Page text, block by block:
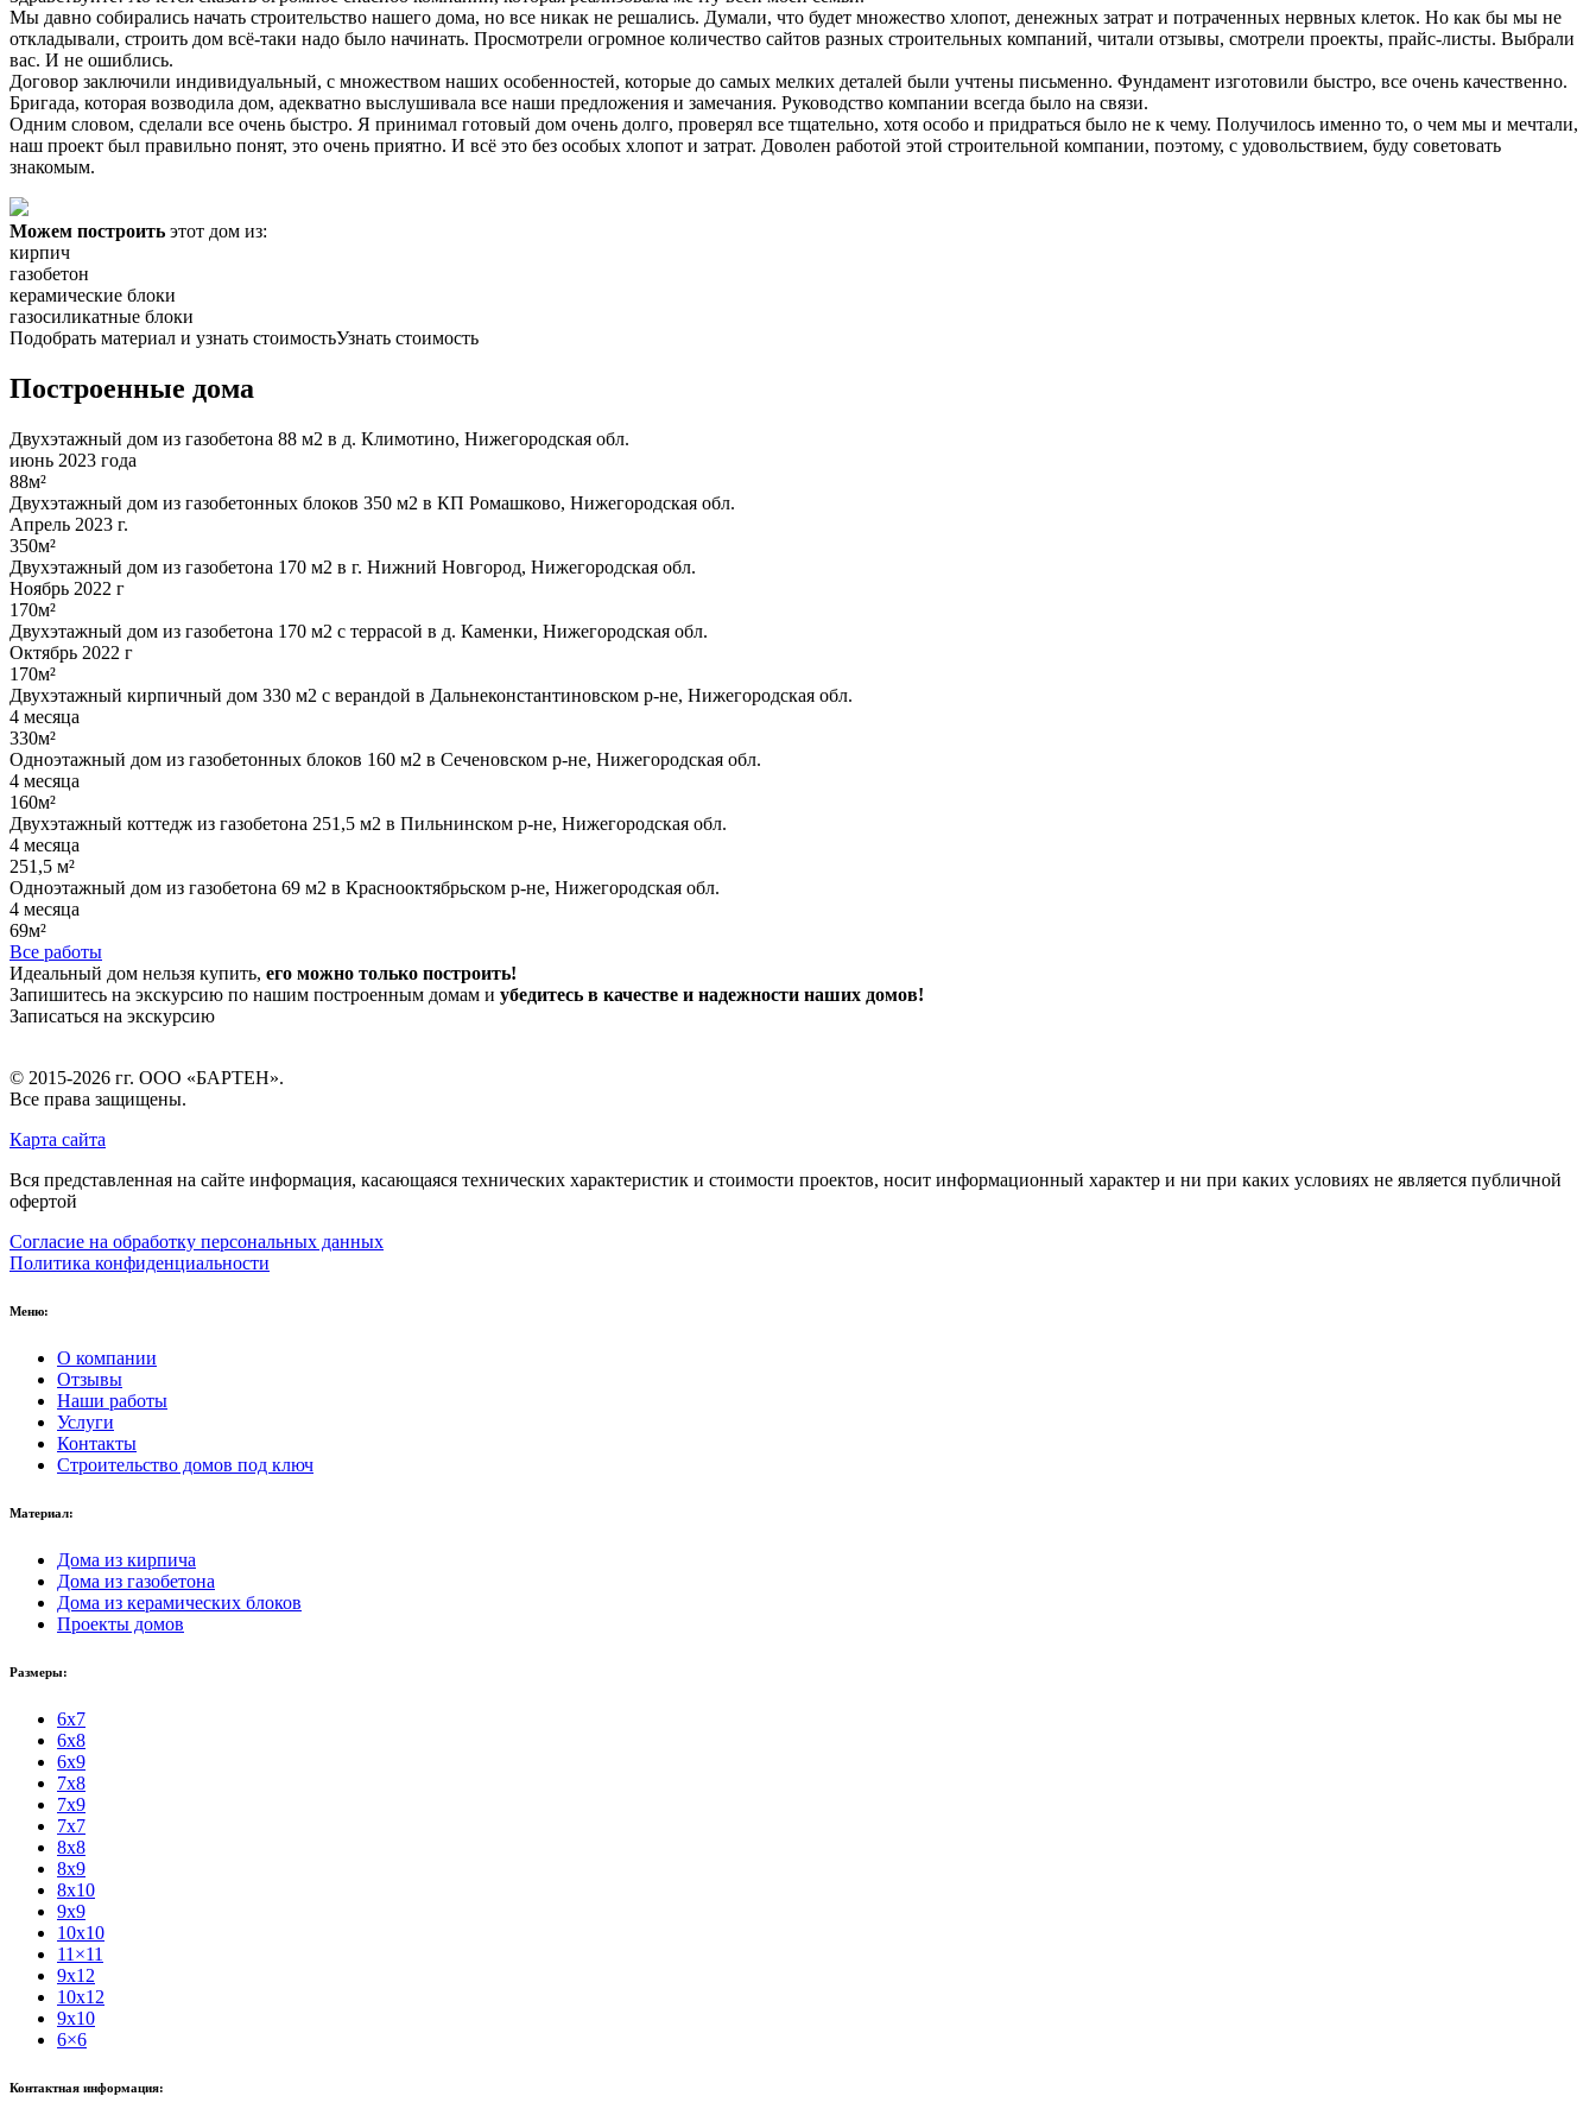
Мы давно собирались начать строительство нашего дома, но все никак не решались. Думали, что будет множество хлопот, денежных затрат и потраченных нервных клеток. Но как бы мы не
откладывали, строить дом всё-таки надо было начинать. Просмотрели огромное количество сайтов разных строительных компаний, читали отзывы, смотрели проекты, прайс-листы. Выбрали
вас. И не ошиблись.
Договор заключили индивидуальный, с множеством наших особенностей, которые до самых мелких деталей были учтены письменно. Фундамент изготовили быстро, все очень качественно.
Бригада, которая возводила дом, адекватно выслушивала все наши предложения и замечания. Руководство компании всегда было на связи.
Одним словом, сделали все очень быстро. Я принимал готовый дом очень долго, проверял все тщательно, хотя особо и придраться было не к чему. Получилось именно то, о чем мы и мечтали,
наш проект был правильно понят, это очень приятно. И всё это без особых хлопот и затрат. Доволен работой этой строительной компании, поэтому, с удовольствием, буду советовать
знакомым.
Можем построить этот дом из:
кирпич
газобетон
керамические блоки
газосиликатные блоки
Подобрать материал и узнать стоимостьУзнать стоимость
Построенные дома
Двухэтажный дом из газобетона 88 м2 в д. Климотино, Нижегородская обл.
июнь 2023 года
88м²
Двухэтажный дом из газобетонных блоков 350 м2 в КП Ромашково, Нижегородская обл.
Апрель 2023 г.
350м²
Двухэтажный дом из газобетона 170 м2 в г. Нижний Новгород, Нижегородская обл.
Ноябрь 2022 г
170м²
Двухэтажный дом из газобетона 170 м2 с террасой в д. Каменки, Нижегородская обл.
Октябрь 2022 г
170м²
Двухэтажный кирпичный дом 330 м2 с верандой в Дальнеконстантиновском р-не, Нижегородская обл.
4 месяца
330м²
Одноэтажный дом из газобетонных блоков 160 м2 в Сеченовском р-не, Нижегородская обл.
4 месяца
160м²
Двухэтажный коттедж из газобетона 251,5 м2 в Пильнинском р-не, Нижегородская обл.
4 месяца
251,5 м²
Одноэтажный дом из газобетона 69 м2 в Краснооктябрьском р-не, Нижегородская обл.
4 месяца
69м²
Все работы
Идеальный дом нельзя купить, его можно только построить!
Запишитесь на экскурсию по нашим построенным домам и убедитесь в качестве и надежности наших домов!
Записаться на экскурсию
© 2015-2026 гг. ООО «БАРТЕН».
Все права защищены.
Карта сайта
Вся представленная на сайте информация, касающаяся технических характеристик и стоимости проектов, носит информационный характер и ни при каких условиях не является публичной
офертой
Согласие на обработку персональных данных
Политика конфиденциальности
Меню:
О компании
Отзывы
Наши работы
Услуги
Контакты
Строительство домов под ключ
Материал:
Дома из кирпича
Дома из газобетона
Дома из керамических блоков
Проекты домов
Размеры:
6x7
6x8
6x9
7x8
7x9
7x7
8x8
8x9
8x10
9x9
10x10
11×11
9x12
10x12
9x10
6×6
Контактная информация: